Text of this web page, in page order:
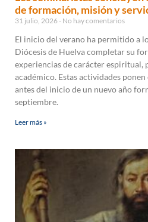
de formación, misión y
31 julio, 2026 No hay comentarios
El inicio del verano ha permitido a
Diócesis de Huelva completar su
experiencias de carácter espiritual,
académico. Estas actividades
antes del inicio de un nuevo año
septiembre.
Leer más »